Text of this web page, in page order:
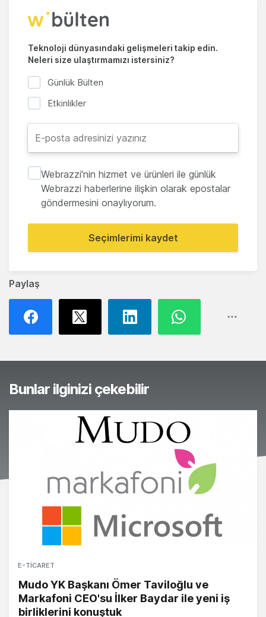
Paylaş
Teknoloji dünyasındaki gelişmeleri takip edin.
Neleri size ulaştırmamızı istersiniz?
Günlük Bülten
Etkinlikler
Webrazzi'nin hizmet ve ürünleri ile günlük
Webrazzi haberlerine ilişkin olarak epostalar
göndermesini onaylıyorum.
Seçimlerimi kaydet
Bunlar ilginizi çekebilir
E-TICARET
Mudo YK Başkanı Ömer Taviloğlu ve
Markafoni CEO'su İlker Baydar ile yeni iş
birliklerini konuştuk